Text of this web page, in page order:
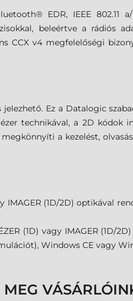
EDR, IEEE
beleértve a rádiós
v4 megfelelőségi
jelezhető. Ez a Datalogic
technikával, a 2D kódok
a kezelést,
(1D/2D) optikával
(1D) vagy IMAGER (1D/
Windows CE vagy